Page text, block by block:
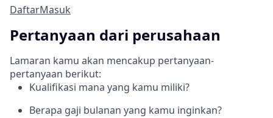
DaftarMasuk
Pertanyaan dari perusahaan
Lamaran kamu akan mencakup pertanyaan-
pertanyaan berikut:
Kualifikasi mana yang kamu miliki?
Berapa gaji bulanan yang kamu inginkan?